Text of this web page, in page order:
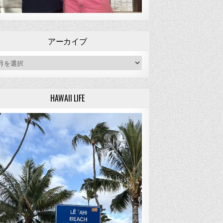
アーカイブ
カイブ
HAWAII LIFE